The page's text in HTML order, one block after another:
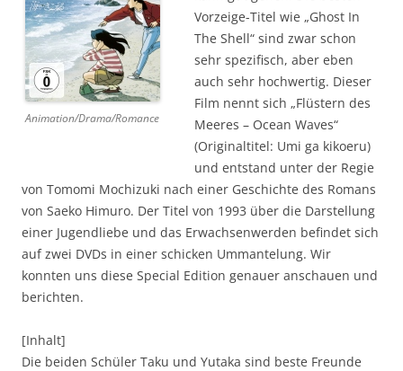
Animation/Drama/Romance
Vorzeige-Titel wie „Ghost In
The Shell“ sind zwar schon
sehr spezifisch, aber eben
auch sehr hochwertig. Dieser
Film nennt sich „Flüstern des
Meeres – Ocean Waves“
(Originaltitel: Umi ga kikoeru)
und entstand unter der Regie
von Tomomi Mochizuki nach einer Geschichte des Romans
von Saeko Himuro. Der Titel von 1993 über die Darstellung
einer Jugendliebe und das Erwachsenwerden befindet sich
auf zwei DVDs in einer schicken Ummantelung. Wir
konnten uns diese Special Edition genauer anschauen und
berichten.
[Inhalt]
Die beiden Schüler Taku und Yutaka sind beste Freunde